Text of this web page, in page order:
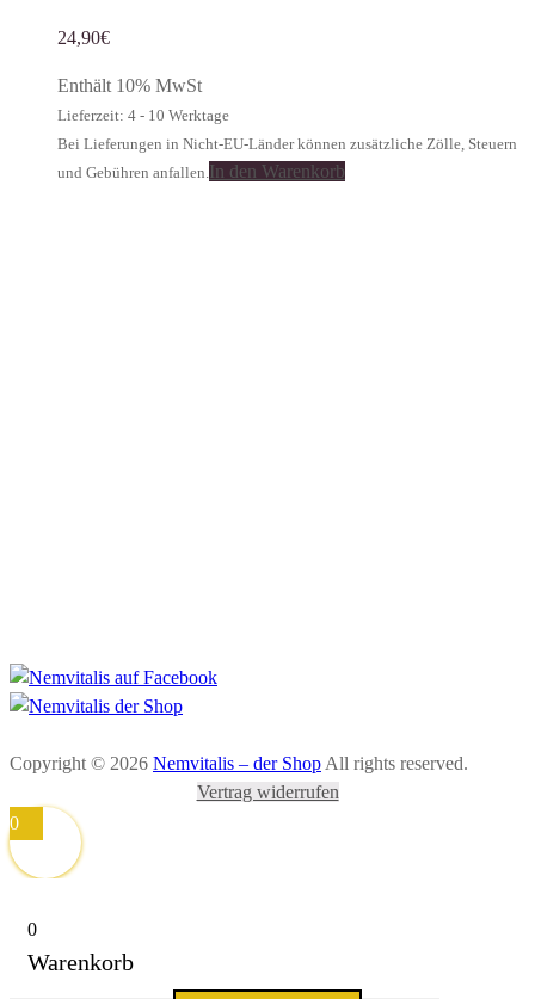
24,90€
Enthält 10% MwSt
Lieferzeit: 4 - 10 Werktage
Bei Lieferungen in Nicht-EU-Länder können zusätzliche Zölle, Steuern
und Gebühren anfallen. In den Warenkorb
Copyright © 2026 Nemvitalis – der Shop All rights reserved.
Vertrag widerrufen
0
0
Warenkorb